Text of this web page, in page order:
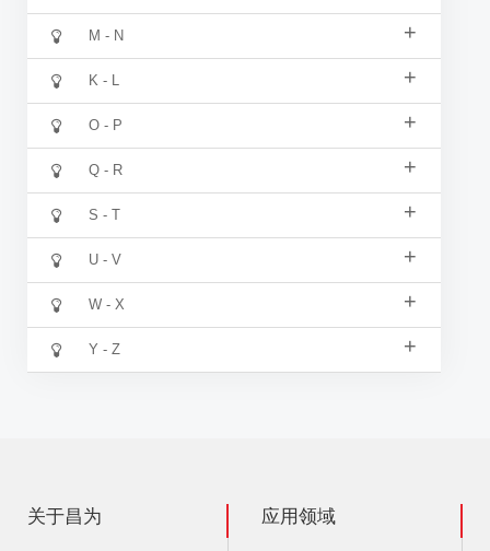
M - N +
K - L +
O - P +
Q - R +
S - T +
U - V +
W - X +
Y - Z +
关于昌为 应用领域